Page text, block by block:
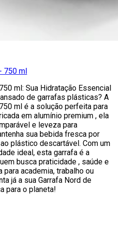
750 ml
ml: Sua Hidratação Essencial
de garrafas plásticas? A
ml é a solução perfeita para
em alumínio premium , ela
e leveza para
sua bebida fresca por
plástico descartável. Com um
ideal, esta garrafa é a
busca praticidade , saúde e
academia, trabalho ou
já a sua Garrafa Nord de
para o planeta!